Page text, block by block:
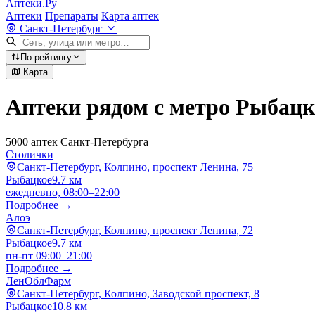
Аптеки.Ру
Аптеки Препараты Карта аптек
Санкт-Петербург
По рейтингу
Карта
Аптеки рядом с метро
5000 аптек Санкт-Петербурга
Столички
Санкт-Петербург, Колпино, проспект Ленина, 75
Рыбацкое9.7 км
ежедневно, 08:00–22:00
Подробнее →
Алоэ
Санкт-Петербург, Колпино, проспект Ленина, 72
Рыбацкое9.7 км
пн-пт 09:00–21:00
Подробнее →
ЛенОблФарм
Санкт-Петербург, Колпино, Заводской проспект, 8
Рыбацкое10.8 км